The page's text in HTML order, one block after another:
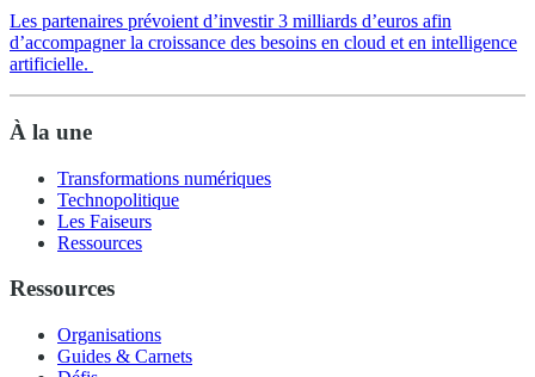
Les partenaires prévoient d’investir 3 milliards d’euros afin
d’accompagner la croissance des besoins en cloud et en intelligence
artificielle.
À la une
Transformations numériques
Technopolitique
Les Faiseurs
Ressources
Ressources
Organisations
Guides & Carnets